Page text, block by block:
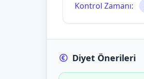
Kontrol Zamanı:
Diyet Önerileri